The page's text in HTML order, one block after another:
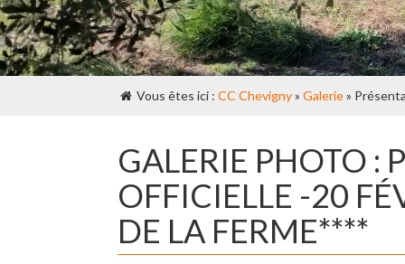
Vous êtes ici : CC Chevigny» Galerie»
GALERIE PHOTO :
OFFICIELLE -20
DE LA FERME****